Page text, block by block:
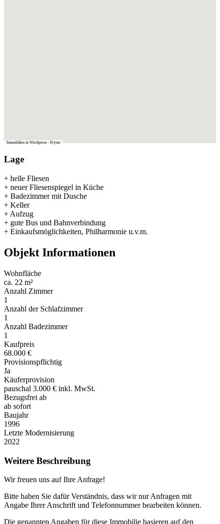
Immobilien in Wordpress - Frymo
Lage
+ helle Fliesen
+ neuer Fliesenspiegel in Küche
+ Badezimmer mit Dusche
+ Keller
+ Aufzug
+ gute Bus und Bahnverbindung
+ Einkaufsmöglichkeiten, Philharmonie u.v.m.
Objekt Informationen
Wohnfläche
ca. 22 m²
Anzahl Zimmer
1
Anzahl der Schlafzimmer
1
Anzahl Badezimmer
1
Kaufpreis
68.000 €
Provisionspflichtig
Ja
Käuferprovision
pauschal 3.000 € inkl. MwSt.
Bezugsfrei ab
ab sofort
Baujahr
1996
Letzte Modernisierung
2022
Weitere Beschreibung
Wir freuen uns auf Ihre Anfrage!
Bitte haben Sie dafür Verständnis, dass wir nur Anfragen mit
Angabe Ihrer Anschrift und Telefonnummer bearbeiten können.
Die genannten Angaben für diese Immobilie basieren auf den